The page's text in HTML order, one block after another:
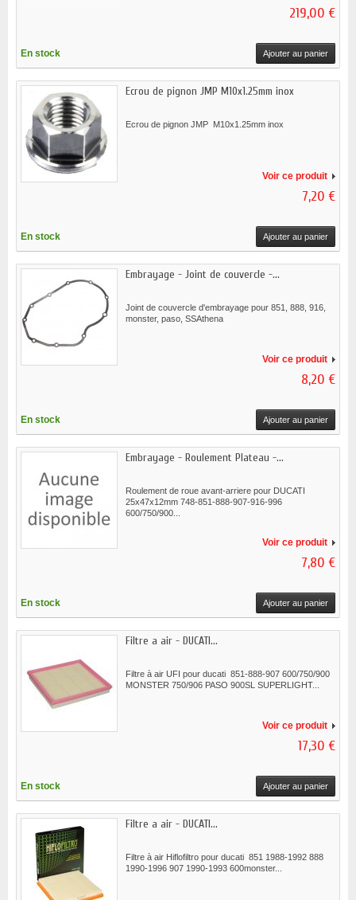
219,00 €
En stock Ajouter au panier
Ecrou de pignon JMP M10x1.25mm inox
Ecrou de pignon JMP M10x1.25mm inox
Voir ce produit
7,20 €
En stock Ajouter au panier
Embrayage - Joint de couvercle -...
Joint de couvercle d'embrayage pour 851, 888, 916,
monster, paso, SSAthena
Voir ce produit
8,20 €
En stock Ajouter au panier
Embrayage - Roulement Plateau -...
Roulement de roue avant-arriere pour DUCATI
25x47x12mm 748-851-888-907-916-996
600/750/900...
Voir ce produit
7,80 €
En stock Ajouter au panier
Filtre a air - DUCATI...
Filtre à air UFI pour ducati 851-888-907 600/750/900
MONSTER 750/906 PASO 900SL SUPERLIGHT...
Voir ce produit
17,30 €
En stock Ajouter au panier
Filtre a air - DUCATI...
Filtre à air Hiflofiltro pour ducati 851 1988-1992 888
1990-1996 907 1990-1993 600monster...